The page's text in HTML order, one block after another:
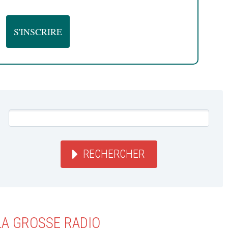
RECHERCHER
GROSSE RADIO